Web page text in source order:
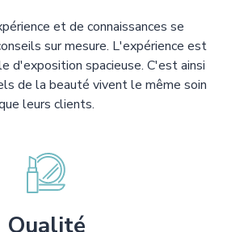
et de connaissances se
sur mesure. L'expérience est
d'exposition spacieuse. C'est ainsi
de la beauté vivent le même soin
leurs clients.
Qualité